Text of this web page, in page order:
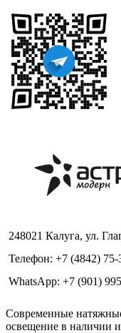
248021 Калуга, ул.
Телефон: +7 (4842) 75-
WhatsApp: +7 (901)
Современные
освещение в наличии и